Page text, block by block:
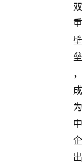
双
重
壁
垒
，
成
为
中
企
出